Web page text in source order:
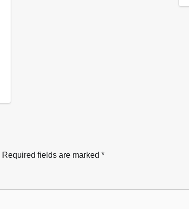
Required fields are marked *